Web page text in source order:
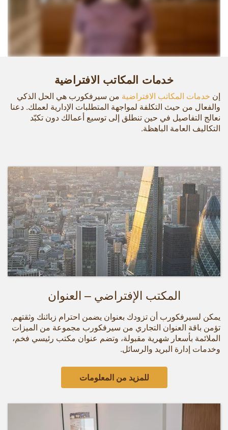
خدمات المكاتب الافتراضية
إن خدمات المكاتب الافتراضية من سيرفكورب هي الحل الذكي
والفعال من حيث التكلفة لمواجهة المتطلبات الإدارية لعملك. دعنا
نعالج التفاصيل في حين تنطلق إلى توسيع أعمالك دون تكبّد
التكاليف العامة الباهظة.
المكتب الإفتراضي – العنوان
يمكن لسيرفكورب أن تزودك بعنوان يضمن احترام زبائنك وثقتهم.
تؤمن باقة العنوان التجاري من سيرفكورب مجموعة من الميزات
الملائمة بأسعار شهرية مقبولة، وتضم عنوان مكتب رئيسي فخم،
وخدمات إدارة البريد والرسائل.
للمزيد من المعلومات